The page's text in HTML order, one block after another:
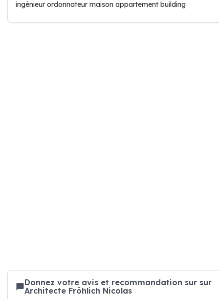
ingénieur ordonnateur maison appartement building
Donnez votre avis et recommandation sur sur
Architecte Fröhlich Nicolas